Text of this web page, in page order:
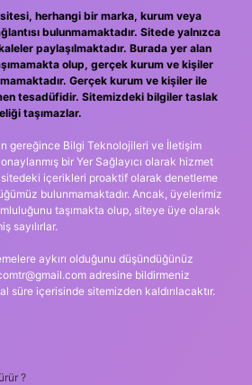
herhangi bir marka, kurum veya
bulunmamaktadır. Sitede yalnızca
paylaşılmaktadır. Burada yer alan
olup, gerçek kurum ve kişiler
Gerçek kurum ve kişiler ile
tesadüfidir. Sitemizdeki bilgiler taslak
taşımazlar.
gereğince Bilgi Teknolojileri ve İletişim
bir Yer Sağlayıcı olarak hizmet
içerikleri proaktif olarak denetleme
bulunmamaktadır. Ancak, üyelerimiz
taşımakta olup, siteye üye olarak
sayılırlar.
aykırı olduğunu düşündüğünüz
adresine bildirmeniz
süre içerisinde sitemizden kaldırılacaktır.
?